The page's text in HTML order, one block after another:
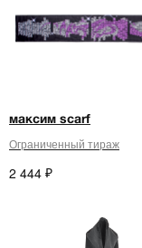
максим scarf
Ограниченный тираж
2 444 ₽